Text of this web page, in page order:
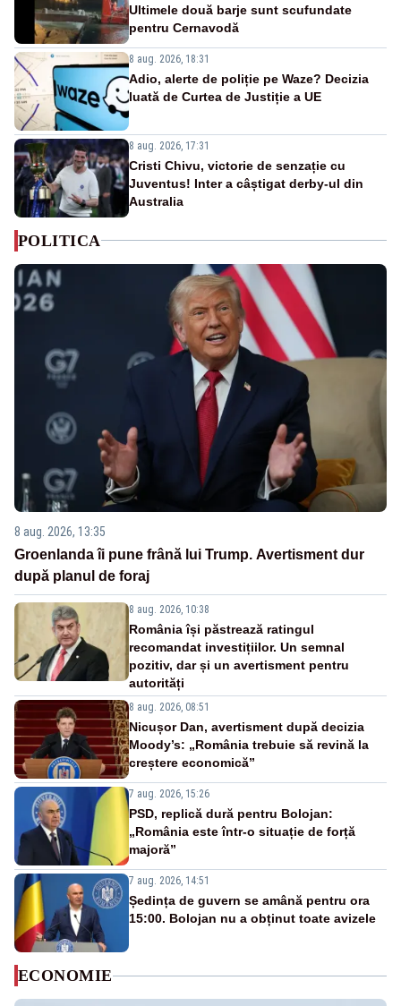
Ultimele două barje sunt scufundate
pentru Cernavodă
8 aug. 2026, 18:31
Adio, alerte de poliție pe Waze? Decizia
luată de Curtea de Justiție a UE
8 aug. 2026, 17:31
Cristi Chivu, victorie de senzație cu
Juventus! Inter a câștigat derby-ul din
Australia
POLITICA
8 aug. 2026, 13:35
Groenlanda îi pune frână lui Trump. Avertisment dur
după planul de foraj
8 aug. 2026, 10:38
România își păstrează ratingul
recomandat investițiilor. Un semnal
pozitiv, dar și un avertisment pentru
autorități
8 aug. 2026, 08:51
Nicușor Dan, avertisment după decizia
Moody’s: „România trebuie să revină la
creștere economică”
7 aug. 2026, 15:26
PSD, replică dură pentru Bolojan:
„România este într-o situație de forță
majoră”
7 aug. 2026, 14:51
Ședința de guvern se amână pentru ora
15:00. Bolojan nu a obținut toate avizele
ECONOMIE